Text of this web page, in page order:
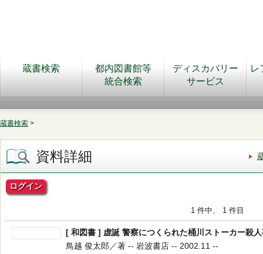
蔵書検索
都内図書館等
統合検索
ディスカバリー
サービス
レ
蔵書検索 >
資料詳細
ログイン
1 件中、 1 件目
[ 和図書 ] 虚誕 警察につくられた桶川ストーカー殺
鳥越 俊太郎／著 -- 岩波書店 -- 2002.11 --